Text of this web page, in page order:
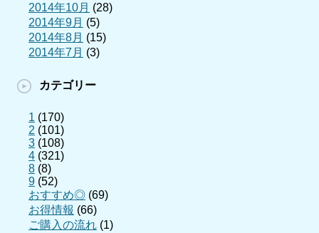
2014年10月 (28)
2014年9月 (5)
2014年8月 (15)
2014年7月 (3)
カテゴリー
1 (170)
2 (101)
3 (108)
4 (321)
8 (8)
9 (52)
おすすめ◎ (69)
お得情報 (66)
ご購入の流れ (1)